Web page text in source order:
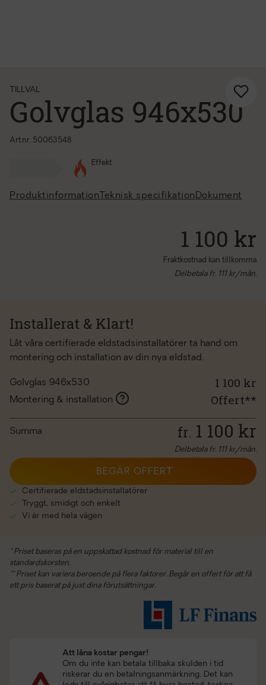
TILLVAL
Golvglas 946x530
Art.nr. 50063548
Effekt
Produktinformation Teknisk specifikation Dokument
1 100 kr
Fraktkostnad kan tillkomma
Delbetala fr. 111kr/mån.
Installerat & Klart!
Låt våra certifierade eldstadsinstallatörer ta hand om
montering och installation av din nya eldstad.
Golvglas 946x530 1 100 kr
Montering & installation Offert**
Summa fr. 1 100 kr
Delbetala fr. 111kr/mån.
Certifierade eldstadsinstallatörer
Tryggt, smidigt och enkelt
Vi är med hela vägen
BEGÄR OFFERT
* Priset baseras på en uppskattad kostnad för material till en
standardskorsten.
** Priset kan variera beroende på flera faktorer. Begär en offert för att få
ett pris baserat på just dina förutsättningar.
Att låna kostar pengar!
Om du inte kan betala tillbaka skulden i tid
riskerar du en betalningsanmärkning. Det kan